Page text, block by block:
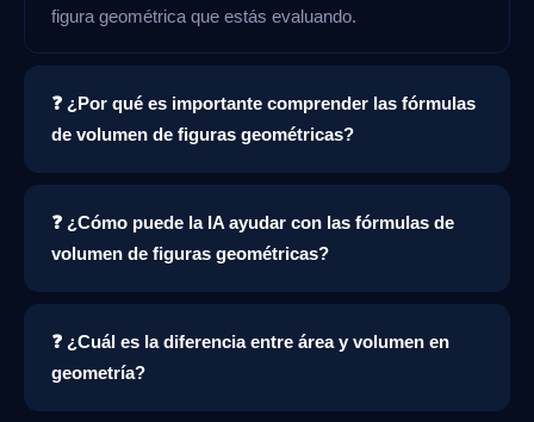
figura geométrica que estás evaluando.
❓ ¿Por qué es importante comprender las fórmulas
de volumen de figuras geométricas?
❓ ¿Cómo puede la IA ayudar con las fórmulas de
volumen de figuras geométricas?
❓ ¿Cuál es la diferencia entre área y volumen en
geometría?